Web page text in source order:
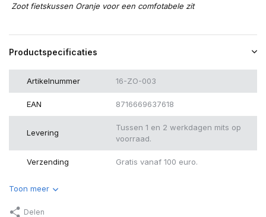
Zoot fietskussen Oranje voor een comfotabele zit
Productspecificaties
Artikelnummer 16-ZO-003
EAN 8716669637618
Levering
Tussen 1 en 2 werkdagen mits op
voorraad.
Verzending Gratis vanaf 100 euro.
Toon meer
Delen